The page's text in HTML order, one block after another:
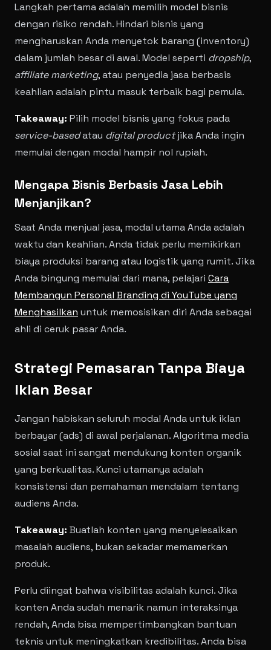
Langkah pertama adalah memilih model bisnis
dengan risiko rendah. Hindari bisnis yang
mengharuskan Anda menyetok barang (inventory)
dalam jumlah besar di awal. Model seperti dropship,
affiliate marketing, atau penyedia jasa berbasis
keahlian adalah pintu masuk terbaik bagi pemula.
Takeaway: Pilih model bisnis yang fokus pada
service-basedatau digital productjika Anda ingin
memulai dengan modal hampir nol rupiah.
Mengapa Bisnis Berbasis Jasa Lebih
Menjanjikan?
Saat Anda menjual jasa, modal utama Anda adalah
waktu dan keahlian. Anda tidak perlu memikirkan
biaya produksi barang atau logistik yang rumit. Jika
Anda bingung memulai dari mana, pelajari Cara
Membangun Personal Branding di YouTube yang
Menghasilkan untuk memosisikan diri Anda sebagai
ahli di ceruk pasar Anda.
Strategi Pemasaran Tanpa Biaya
Iklan Besar
Jangan habiskan seluruh modal Anda untuk iklan
berbayar (ads) di awal perjalanan. Algoritma media
sosial saat ini sangat mendukung konten organik
yang berkualitas. Kunci utamanya adalah
konsistensi dan pemahaman mendalam tentang
audiens Anda.
Takeaway: Buatlah konten yang menyelesaikan
masalah audiens, bukan sekadar memamerkan
produk.
Perlu diingat bahwa visibilitas adalah kunci. Jika
konten Anda sudah menarik namun interaksinya
rendah, Anda bisa mempertimbangkan bantuan
teknis untuk meningkatkan kredibilitas. Anda bisa